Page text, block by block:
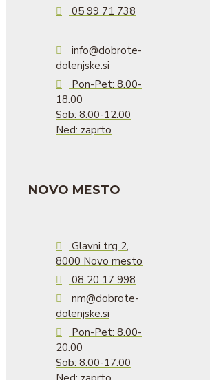
05 99 71 738
info@dobrote-
dolenjske.si
Pon-Pet: 8.00-
18.00
Sob: 8.00-12.00
Ned: zaprto
NOVO MESTO
Glavni trg 2,
8000 Novo mesto
08 20 17 998
nm@dobrote-
dolenjske.si
Pon-Pet: 8.00-
20.00
Sob: 8.00-17.00